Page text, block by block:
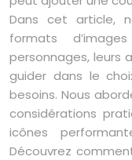
Dans cet article,
formats
personnages, leurs
guider dans le
besoins. Nous
considérations
icônes
Découvrez